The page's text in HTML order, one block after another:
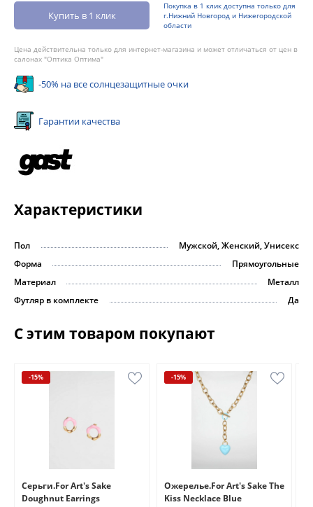
Купить в 1 клик
Покупка в 1 клик доступна только для
г.Нижний Новгород и Нижегородской
области
Цена действительна только для интернет-магазина и может отличаться от цен в
салонах "Оптика Оптима"
-50% на все солнцезащитные очки
Гарантии качества
Характеристики
Пол
Мужской, Женский, Унисекс
Форма
Прямоугольные
Материал
Металл
Футляр в комплекте
Да
С этим товаром покупают
-15%
Серьги.For Art's Sake
Doughnut Earrings
-15%
Ожерелье.For Art's Sake The
Kiss Necklace Blue